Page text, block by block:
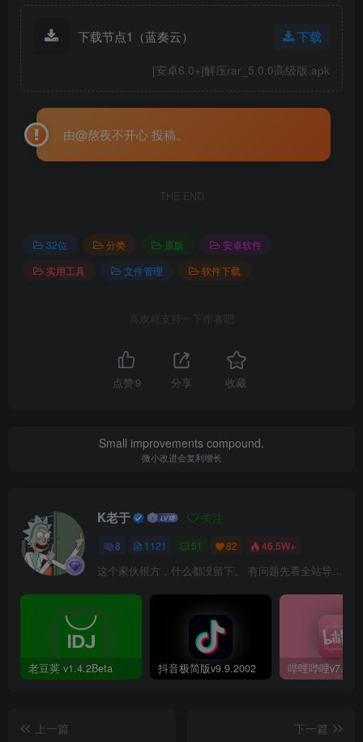
下载节点1（蓝奏云） 下载
[安卓6.0+]解压rar_5.0.0高级版.apk
由@熬夜不开心 投稿。
THE END
32位 分类 原版
安卓软件
实用工具
文件管理 软件下载
喜欢就支持一下作者吧
点赞 9 分享 收藏
Small improvements compound.
微小改进会复利增长
K老于 关注
8 1121 51 82 46.5W+
这个家伙很方，什么都没留下。 有问题先看全站导航页，解决不了再@我！
老豆荚 v1.4.2Beta 抖音极简版v9.9.2002
上一篇
下一篇